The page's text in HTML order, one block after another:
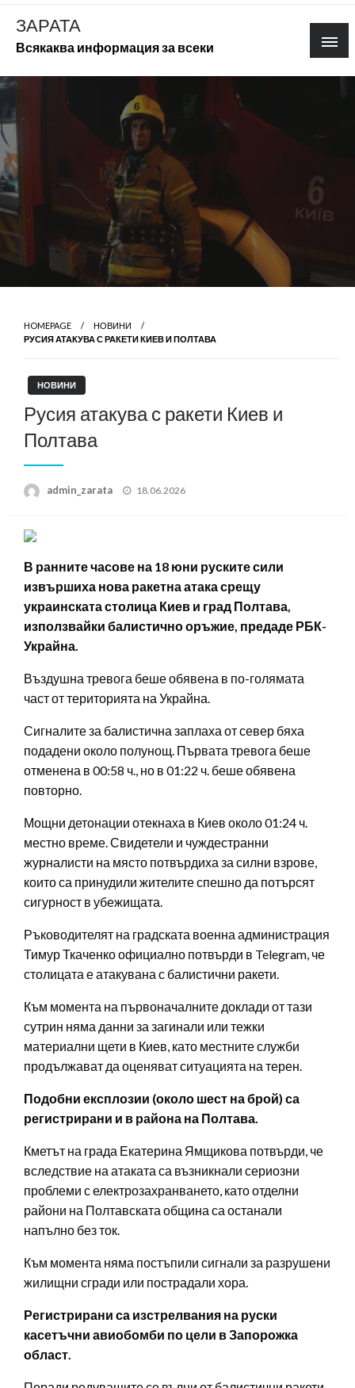
Skip
content
ЗАРАТА
Всякаква информация за всеки
HOMEPAGE
НОВИНИ
РУСИЯ АТАКУВА С РАКЕТИ КИЕВ И ПОЛТАВА
НОВИНИ
Русия атакува с ракети Киев и
Полтава
admin_zarata
Posted
18.06.2026
В ранните часове на 18 юни руските сили
извършиха нова ракетна атака срещу
украинската столица Киев и град Полтава,
използвайки балистично оръжие, предаде РБК-
Украйна.
Въздушна тревога беше обявена в по-голямата
част от територията на Украйна.
Сигналите за балистична заплаха от север бяха
подадени около полунощ. Първата тревога беше
отменена в 00:58 ч., но в 01:22 ч. беше обявена
повторно.
Мощни детонации отекнаха в Киев около 01:24 ч.
местно време. Свидетели и чуждестранни
журналисти на място потвърдиха за силни взрове,
които са принудили жителите спешно да потърсят
сигурност в убежищата.
Ръководителят на градската военна администрация
Тимур Ткаченко официално потвърди в Telegram, че
столицата е атакувана с балистични ракети.
Към момента на първоначалните доклади от тази
сутрин няма данни за загинали или тежки
материални щети в Киев, като местните служби
продължават да оценяват ситуацията на терен.
Подобни експлозии (около шест на брой) са
регистрирани и в района на Полтава.
Кметът на града Екатерина Ямщикова потвърди, че
вследствие на атаката са възникнали сериозни
проблеми с електрозахранването, като отделни
райони на Полтавската община са останали
напълно без ток.
Към момента няма постъпили сигнали за разрушени
жилищни сгради или пострадали хора.
Регистрирани са изстрелвания на руски
касетъчни авиобомби по цели в Запорожка
област.